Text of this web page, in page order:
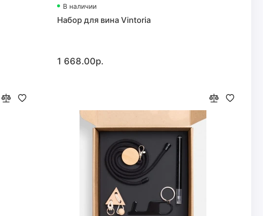
В наличии
Набор для вина Vintoria
1 668.00р.